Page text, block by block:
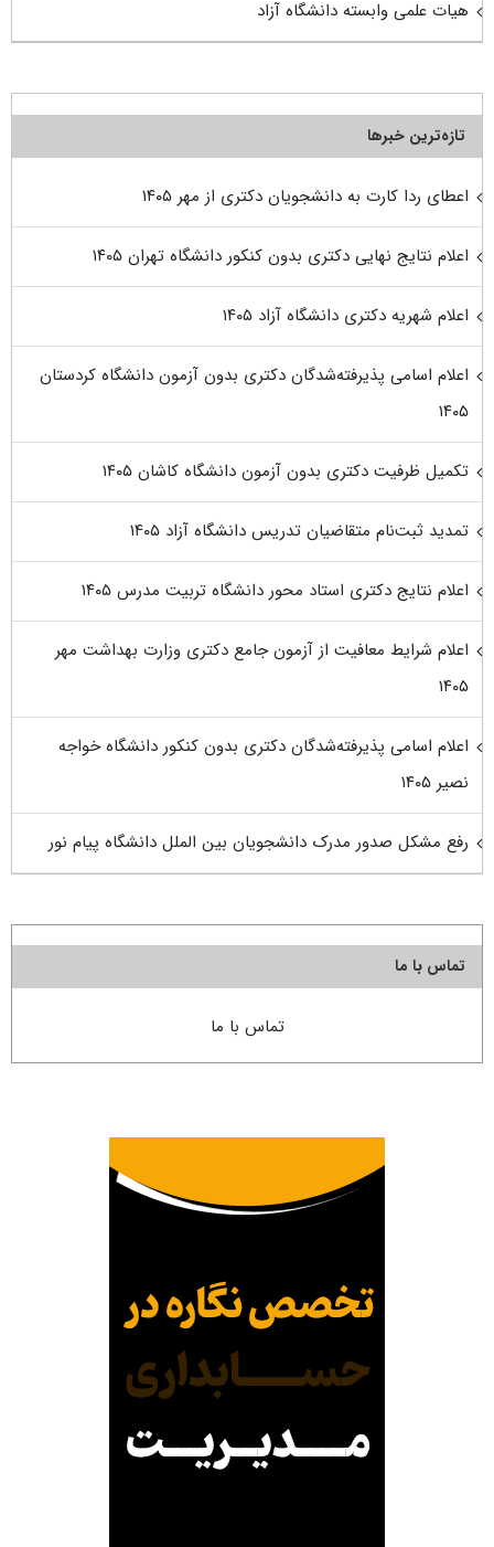
هیات علمی وابسته دانشگاه آزاد
تازه‌ترین خبرها
اعطای ردا کارت به دانشجویان دکتری از مهر ۱۴۰۵
اعلام نتایج نهایی دکتری بدون کنکور دانشگاه تهران ۱۴۰۵
اعلام شهریه دکتری دانشگاه آزاد ۱۴۰۵
اعلام اسامی پذیرفته‌شدگان دکتری بدون آزمون دانشگاه کردستان
۱۴۰۵
تکمیل ظرفیت دکتری بدون آزمون دانشگاه کاشان ۱۴۰۵
تمدید ثبت‌نام متقاضیان تدریس دانشگاه آزاد ۱۴۰۵
اعلام نتایج دکتری استاد محور دانشگاه تربیت مدرس ۱۴۰۵
اعلام شرایط معافیت از آزمون جامع دکتری وزارت بهداشت مهر
۱۴۰۵
اعلام اسامی پذیرفته‌شدگان دکتری بدون کنکور دانشگاه خواجه
نصیر ۱۴۰۵
رفع مشکل صدور مدرک دانشجویان بین الملل دانشگاه پیام نور
تماس با ما
تماس با ما